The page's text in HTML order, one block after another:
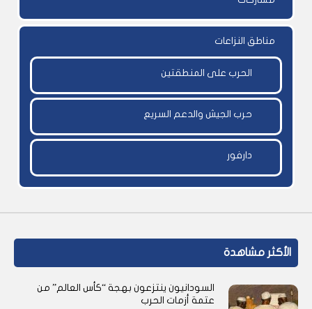
مناطق النزاعات
الحرب على المنطقتين
حرب الجيش والدعم السريع
دارفور
الأكثر مشاهدة
السودانيون ينتزعون بهجة “كأس العالم” من
عتمة أزمات الحرب